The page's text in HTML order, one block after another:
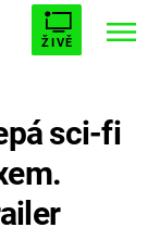
ŽIVĚ
sci-fi